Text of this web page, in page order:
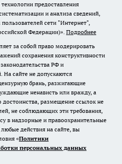
предоставления
и анализа сведений,
сети "Интернет",
Федерации)». Подробнее
за собой право модерировать
сохранения конструктивности
РФ и
На сайте не допускаются
брань, разжигающие
ненависть или вражду, а
достоинства, размещение ссылок не
не соблюдающих эти требования,
в надзорные и правоохранительные
действия на сайте, вы
«Политики
персональных данных